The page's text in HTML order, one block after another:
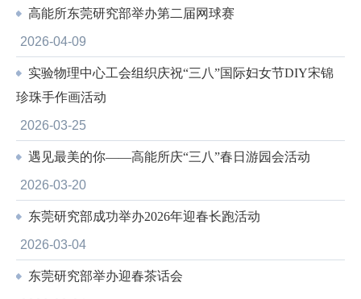
高能所东莞研究部举办第二届网球赛
2026-04-09
实验物理中心工会组织庆祝“三八”国际妇女节DIY宋锦
珍珠手作画活动
2026-03-25
遇见最美的你——高能所庆“三八”春日游园会活动
2026-03-20
东莞研究部成功举办2026年迎春长跑活动
2026-03-04
东莞研究部举办迎春茶话会